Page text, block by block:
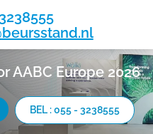
AABC Europe 2026
BEL : 055 - 3238555